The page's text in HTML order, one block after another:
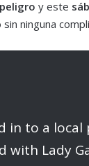
y este
ninguna
in to a local
with Lady